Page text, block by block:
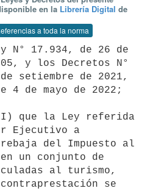
en la Librería Digital de
a toda la norma
y los Decretos N°
setiembre de 2021,
4 de mayo de 2022;
Ejecutivo a
del Impuesto al
un conjunto de
al turismo,
se